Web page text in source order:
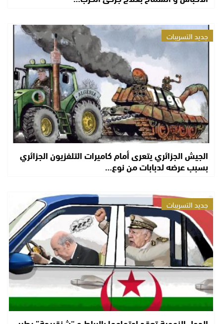
جديد التسريبات
الجيش الجزائري يتعرى أمام كاميرات التلفزيون الجزائري
بسبب عرضه لدبابات من نوع…
جديد التسريبات